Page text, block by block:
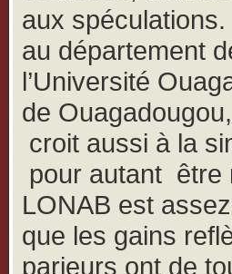
aux spéculations.
au département
l’Université
de
croit aussi à la
pour autant être
LONAB est
que les gains
parieurs ont de